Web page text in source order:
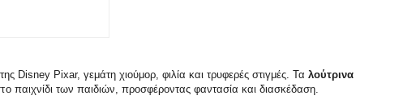
Disney Pixar, γεμάτη χιούμορ, φιλία και τρυφερές στιγμές. Ταλούτρινα
των παιδιών, προσφέροντας φαντασία και διασκέδαση.